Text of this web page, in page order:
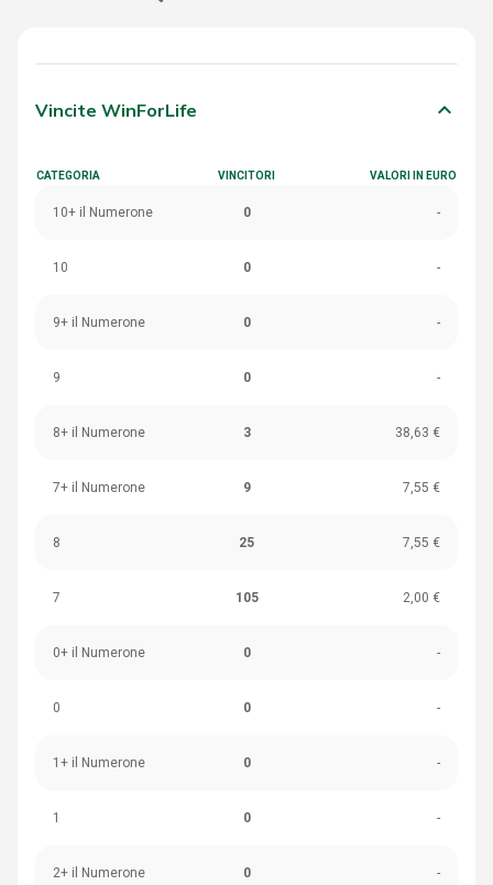
Vincite WinForLife keyboard_arrow_down
CATEGORIA VINCITORI VALORI IN EURO
10+ il Numerone 0 -
10 0 -
9+ il Numerone 0 -
9 0 -
8+ il Numerone 3 38,63 €
7+ il Numerone 9 7,55 €
8 25 7,55 €
7 105 2,00 €
0+ il Numerone 0 -
0 0 -
1+ il Numerone 0 -
1 0 -
2+ il Numerone 0 -